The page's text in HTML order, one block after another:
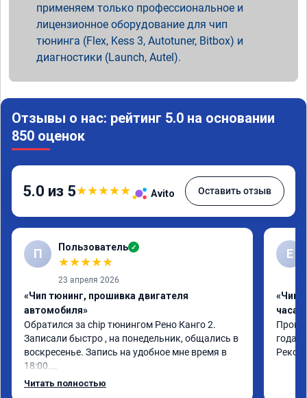
применяем только профессиональное и
лицензионное оборудование для чип
тюнинга (Flex, Kess 3, Autotuner, Bitbox) и
диагностики (Launch, Autel).
Отзывы о нас: рейтинг 5.0 на основании
850 оценок
5.0 из 5★★★★★ Avito Оставить отзыв
П Пользователь ✓
★★★★★
23 апреля 2026
«Чип тюнинг, прошивка двигателя
автомобиля»
Обратился за chip тюнингом Рено Канго 2.
Записали быстро , на понедельник, общались в
воскресенье. Запись на удобное мне время в
18:00.
Работу выполнили за 30 минут, качественно,
Читать полностью
Е
«Чип
часа»
года.